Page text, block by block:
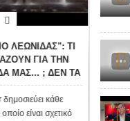
Οι
και η Άγνωστη
σχέση!(ΒΙΝΤΕΟ)
κάθε
είναι σχετικό